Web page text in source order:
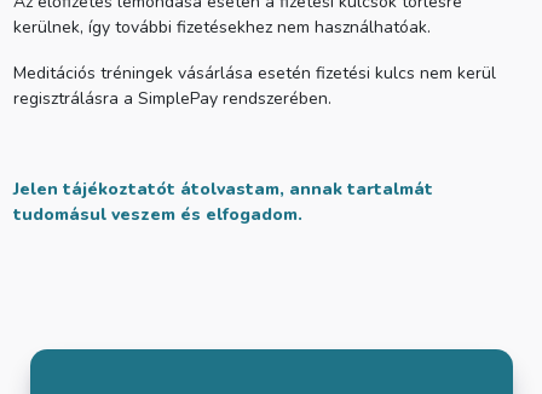
kerülnek, így további fizetésekhez nem használhatóak.
Meditációs tréningek vásárlása esetén fizetési kulcs nem kerül
regisztrálásra a SimplePay rendszerében.
Jelen tájékoztatót átolvastam, annak tartalmát
tudomásul veszem és elfogadom.